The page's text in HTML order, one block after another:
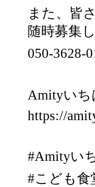
また、皆
随時募集
050-3628-
Amityいち
https://
#Amityい
#こども食